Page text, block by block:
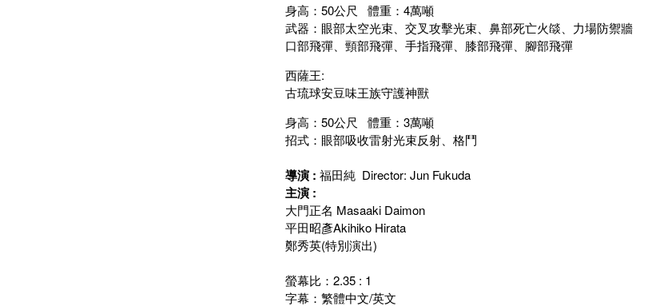
身高：50公尺 體重：4萬噸
武器：眼部太空光束、交叉攻擊光束、鼻部死亡火燄、力場防禦牆
口部飛彈、頸部飛彈、手指飛彈、膝部飛彈、腳部飛彈
西薩王:
古琉球安豆味王族守護神獸
身高：50公尺 體重：3萬噸
招式：眼部吸收雷射光束反射、格鬥
導演 : 福田純 Director: Jun Fukuda
主演 :
大門正名 Masaaki Daimon
平田昭彥Akihiko Hirata
鄭秀英(特別演出)
螢幕比：2.35 : 1
字幕：繁體中文/英文